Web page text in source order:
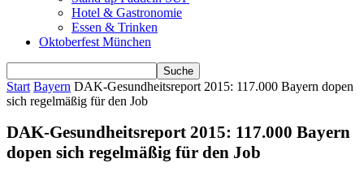
Hotel & Gastronomie
Essen & Trinken
Oktoberfest München
Start Bayern DAK-Gesundheitsreport 2015: 117.000 Bayern dopen
sich regelmäßig für den Job
DAK-Gesundheitsreport 2015: 117.000 Bayern
dopen sich regelmäßig für den Job